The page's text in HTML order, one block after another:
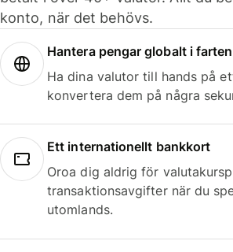
konto, när det behövs.
Hantera pengar globalt i
Ha dina valutor till hands på
konvertera dem på några
Ett internationellt bankkort
Oroa dig aldrig för
transaktionsavgifter när du
utomlands.